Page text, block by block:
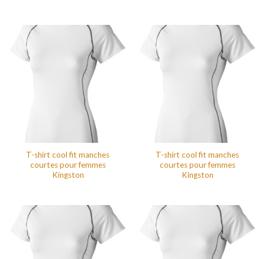
T-shirt cool fit manches
courtes pour femmes
Kingston
T-shirt cool fit manches
courtes pour femmes
Kingston